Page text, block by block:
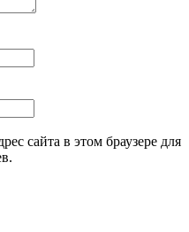
сайта в этом браузере для